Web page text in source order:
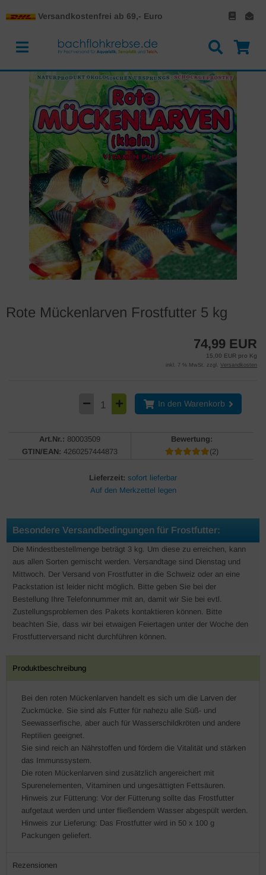
Versandkostenfrei ab 69,- Euro
Rote Mückenlarven Frostfutter 5 kg
74,99 EUR
15,00 EUR pro Kg
inkl. 7 % MwSt. zzgl. Versandkosten
In den Warenkorb
Art.Nr.: 80003509
GTIN/EAN: 4260257444873
Bewertung:
(2)
Lieferzeit: sofort lieferbar
Besondere Versandbedingungen für Frostfutter:
Die Mindestbestellmenge beträgt 3 kg. Um diese zu erreichen, kann
aus allen Sorten gemischt werden. Versandtage sind Dienstag und
Mittwoch. Der Versand von Frostfutter in die Schweiz oder an eine
Packstation ist leider nicht möglich. Bitte geben Sie bei der
Bestellung Ihre Telefonnummer mit an, damit wir Sie bei evtl.
Zustellungsproblemen des Pakets kontaktieren können. Bitte
beachten Sie, dass wir bei etwaigen Feiertagen unter der Woche den
Frostfutterversand nicht durchführen können.
Produktbeschreibung
Bei den roten Mückenlarven handelt es sich um die Larven der
Zuckmücke. Sie sind als Futter für nahezu alle Süß- und
Seewasserfische, aber auch für Wasserschildkröten und andere
Reptilien geeignet.
Sie sind reich an Nährstoffen und fördern die Vitalität und stärken
das Immunssystem.
Die roten Mückenlarven sind zusätzlich angereichert mit
Spurenelementen, Vitaminen und ungesättigten Fettsäuren.
Hinweis zur Fütterung: Vor der Fütterung sollte das Frostfutter
aufgetaut werden und unter fließendem Wasser abgespült werden.
Hinweis zur Lieferung: Das Frostfutter wird in 50 x 100 g
Packungen geliefert.
Rezensionen